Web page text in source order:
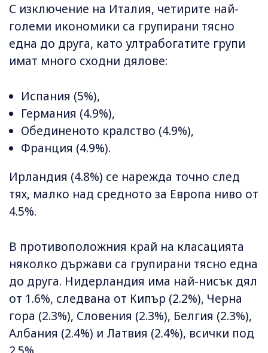
С изключение на Италия, четирите най-
големи икономики са групирани тясно
една до друга, като ултрабогатите групи
имат много сходни дялове:
Испания (5%),
Германия (4.9%),
Обединеното кралство (4.9%),
Франция (4.9%).
Ирландия (4.8%) се нарежда точно след
тях, малко над средното за Европа ниво от
4.5%.
В противоположния край на класацията
няколко държави са групирани тясно една
до друга. Нидерландия има най-нисък дял
от 1.6%, следвана от Кипър (2.2%), Черна
гора (2.3%), Словения (2.3%), Белгия (2.3%),
Албания (2.4%) и Латвия (2.4%), всички под